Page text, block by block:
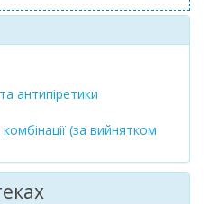
антипіретики
(за вийнятком